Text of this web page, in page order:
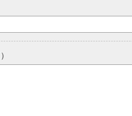
）